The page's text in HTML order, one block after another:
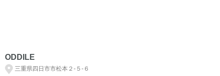
ODDILE
三重県四日市市松本２‐５‐６